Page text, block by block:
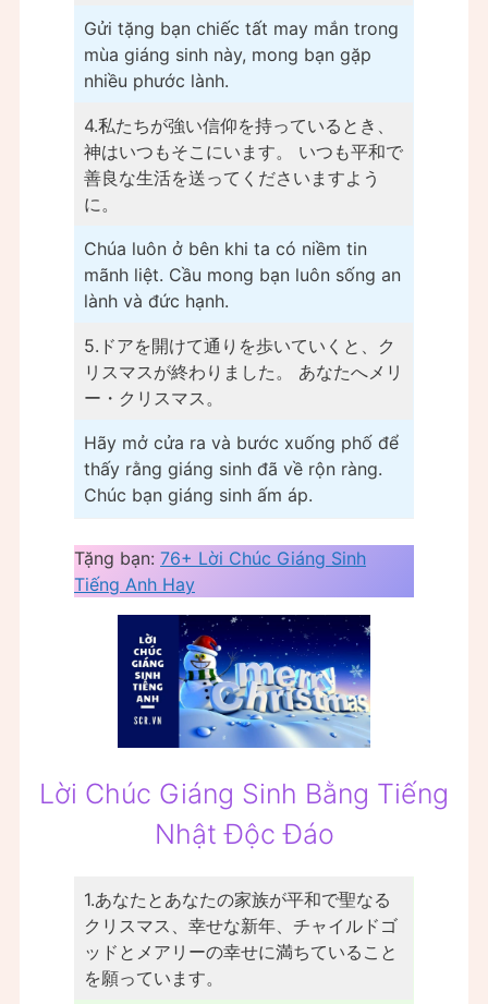
Gửi tặng bạn chiếc tất may mắn trong
mùa giáng sinh này, mong bạn gặp
nhiều phước lành.
4.私たちが強い信仰を持っているとき、
神はいつもそこにいます。 いつも平和で
善良な生活を送ってくださいますよう
に。
Chúa luôn ở bên khi ta có niềm tin
mãnh liệt. Cầu mong bạn luôn sống an
lành và đức hạnh.
5.ドアを開けて通りを歩いていくと、ク
リスマスが終わりました。 あなたへメリ
ー・クリスマス。
Hãy mở cửa ra và bước xuống phố để
thấy rằng giáng sinh đã về rộn ràng.
Chúc bạn giáng sinh ấm áp.
Tặng bạn: 76+ Lời Chúc Giáng Sinh
Tiếng Anh Hay
Lời Chúc Giáng Sinh Bằng Tiếng
Nhật Độc Đáo
1.あなたとあなたの家族が平和で聖なる
クリスマス、幸せな新年、チャイルドゴ
ッドとメアリーの幸せに満ちていること
を願っています。